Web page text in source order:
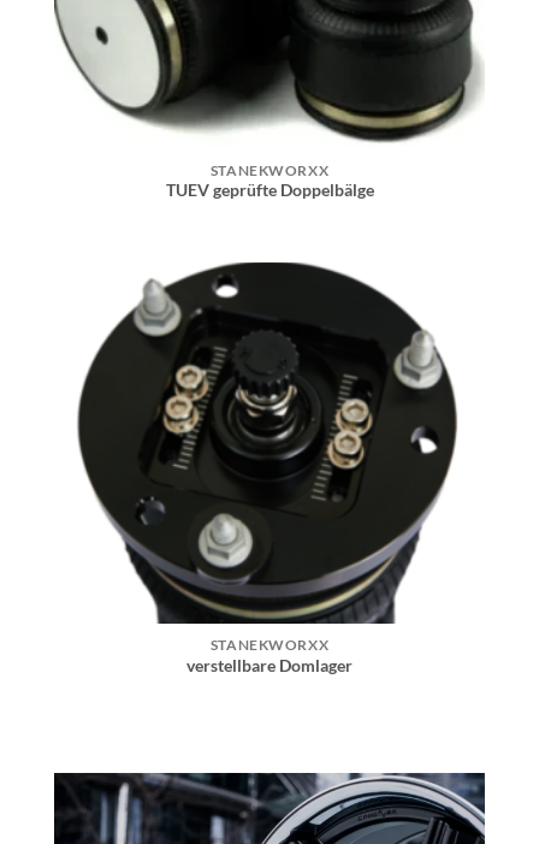
STANEKWORXX
TUEV geprüfte Doppelbälge
STANEKWORXX
verstellbare Domlager